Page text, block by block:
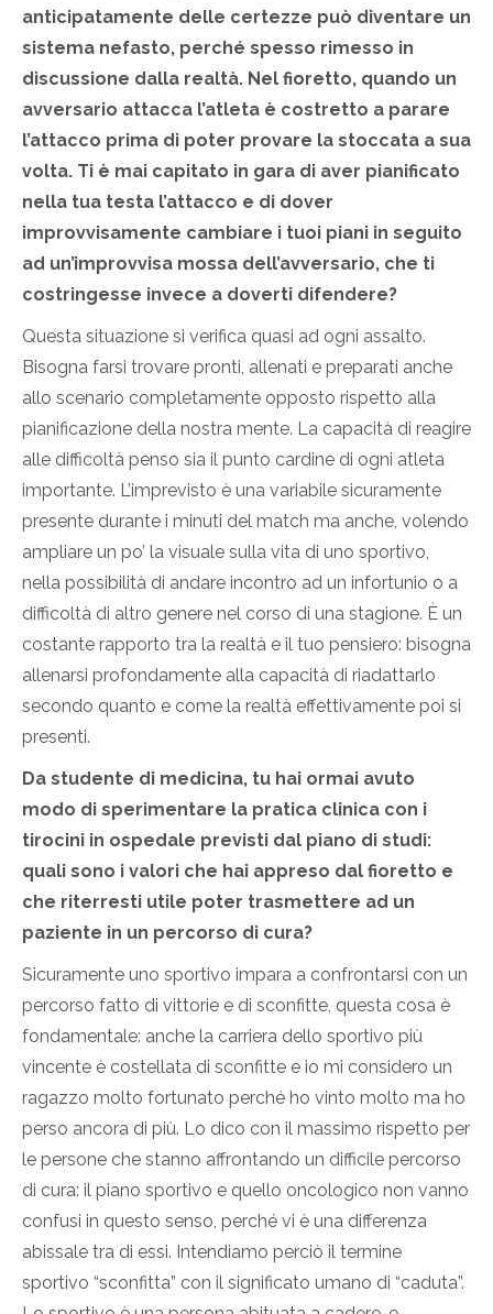
anticipatamente delle certezze può diventare un
sistema nefasto, perché spesso rimesso in
discussione dalla realtà. Nel fioretto, quando un
avversario attacca l’atleta è costretto a parare
l’attacco prima di poter provare la stoccata a sua
volta. Ti è mai capitato in gara di aver pianificato
nella tua testa l’attacco e di dover
improvvisamente cambiare i tuoi piani in seguito
ad un’improvvisa mossa dell’avversario, che ti
costringesse invece a doverti difendere?
Questa situazione si verifica quasi ad ogni assalto.
Bisogna farsi trovare pronti, allenati e preparati anche
allo scenario completamente opposto rispetto alla
pianificazione della nostra mente. La capacità di reagire
alle difficoltà penso sia il punto cardine di ogni atleta
importante. L’imprevisto è una variabile sicuramente
presente durante i minuti del match ma anche, volendo
ampliare un po’ la visuale sulla vita di uno sportivo,
nella possibilità di andare incontro ad un infortunio o a
difficoltà di altro genere nel corso di una stagione. È un
costante rapporto tra la realtà e il tuo pensiero: bisogna
allenarsi profondamente alla capacità di riadattarlo
secondo quanto e come la realtà effettivamente poi si
presenti.
Da studente di medicina, tu hai ormai avuto
modo di sperimentare la pratica clinica con i
tirocini in ospedale previsti dal piano di studi:
quali sono i valori che hai appreso dal fioretto e
che riterresti utile poter trasmettere ad un
paziente in un percorso di cura?
Sicuramente uno sportivo impara a confrontarsi con un
percorso fatto di vittorie e di sconfitte, questa cosa è
fondamentale: anche la carriera dello sportivo più
vincente è costellata di sconfitte e io mi considero un
ragazzo molto fortunato perché ho vinto molto ma ho
perso ancora di più. Lo dico con il massimo rispetto per
le persone che stanno affrontando un difficile percorso
di cura: il piano sportivo e quello oncologico non vanno
confusi in questo senso, perché vi è una differenza
abissale tra di essi. Intendiamo perciò il termine
sportivo “sconfitta” con il significato umano di “caduta”.